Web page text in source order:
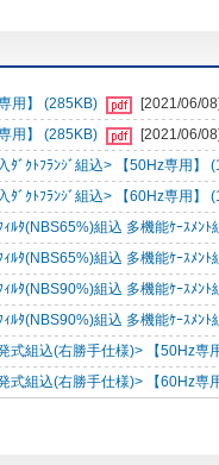
用】 (285KB)
[2021/06/08]
用】 (285KB)
[2021/06/08]
ﾀﾞｸﾄﾌﾗﾝｼﾞ組込> 【50Hz専用】
ﾀﾞｸﾄﾌﾗﾝｼﾞ組込> 【60Hz専用】
ﾙﾀ(NBS65%)組込 多機能ｹｰｽﾒ
ﾙﾀ(NBS65%)組込 多機能ｹｰｽﾒ
ﾙﾀ(NBS90%)組込 多機能ｹｰｽﾒ
ﾙﾀ(NBS90%)組込 多機能ｹｰｽﾒ
式組込(右勝手仕様)> 【50Hz専
式組込(右勝手仕様)> 【60Hz専